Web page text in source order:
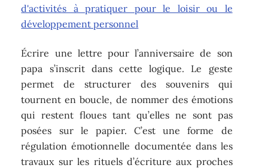
d'activités à pratiquer pour le loisir ou le
développement personnel
Écrire une lettre pour l’anniversaire de son
papa s’inscrit dans cette logique. Le geste
permet de structurer des souvenirs qui
tournent en boucle, de nommer des émotions
qui restent floues tant qu’elles ne sont pas
posées sur le papier. C’est une forme de
régulation émotionnelle documentée dans les
travaux sur les rituels d’écriture aux proches